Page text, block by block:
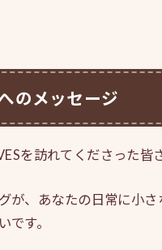
のメッセージ
を訪れてくださった皆
が、あなたの日常に小
です。